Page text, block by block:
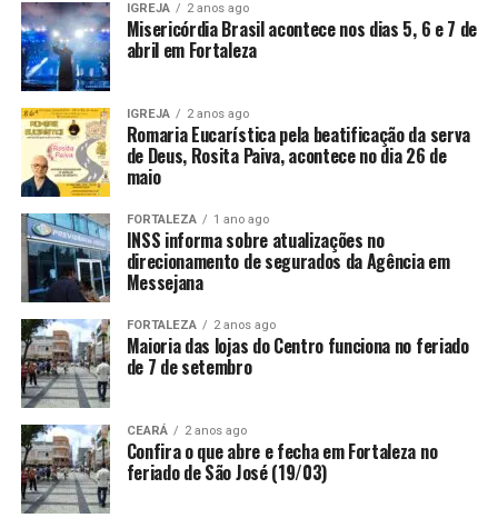
IGREJA 2 anos ago
Misericórdia Brasil acontece nos dias 5, 6 e 7 de
abril em Fortaleza
IGREJA 2 anos ago
Romaria Eucarística pela beatificação da serva
de Deus, Rosita Paiva, acontece no dia 26 de
maio
FORTALEZA 1 ano ago
INSS informa sobre atualizações no
direcionamento de segurados da Agência em
Messejana
FORTALEZA 2 anos ago
Maioria das lojas do Centro funciona no feriado
de 7 de setembro
CEARÁ 2 anos ago
Confira o que abre e fecha em Fortaleza no
feriado de São José (19/03)